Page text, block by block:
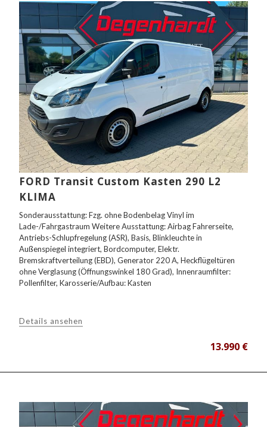
FORD Transit Custom Kasten 290 L2
KLIMA
Sonderausstattung: Fzg. ohne Bodenbelag Vinyl im
Lade-/Fahrgastraum Weitere Ausstattung: Airbag Fahrerseite,
Antriebs-Schlupfregelung (ASR), Basis, Blinkleuchte in
Außenspiegel integriert, Bordcomputer, Elektr.
Bremskraftverteilung (EBD), Generator 220 A, Heckflügeltüren
ohne Verglasung (Öffnungswinkel 180 Grad), Innenraumfilter:
Pollenfilter, Karosserie/Aufbau: Kasten
Details ansehen
13.990 €